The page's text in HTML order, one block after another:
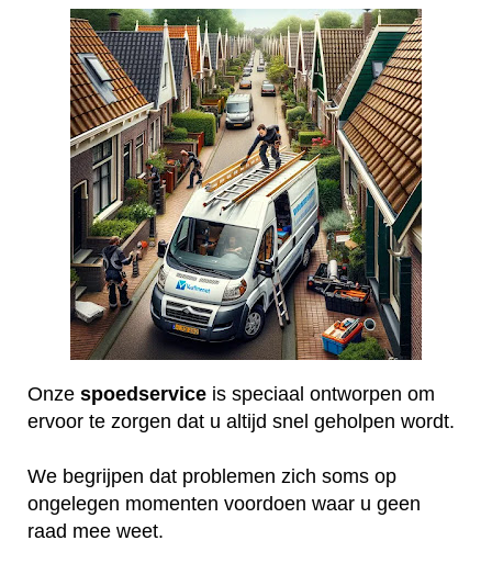
Onze spoedservice is speciaal ontworpen om
ervoor te zorgen dat u altijd snel geholpen wordt.
We begrijpen dat problemen zich soms op
ongelegen momenten voordoen waar u geen
raad mee weet.